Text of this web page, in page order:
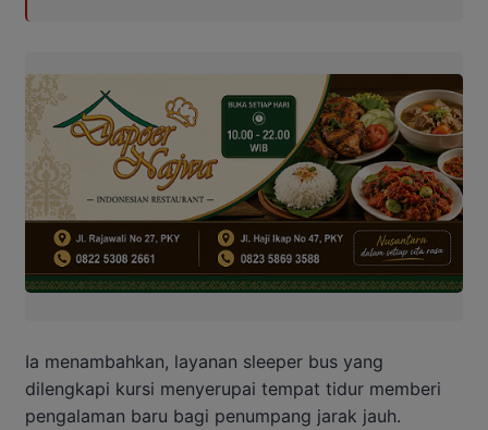
Ia menambahkan, layanan sleeper bus yang
dilengkapi kursi menyerupai tempat tidur memberi
pengalaman baru bagi penumpang jarak jauh.